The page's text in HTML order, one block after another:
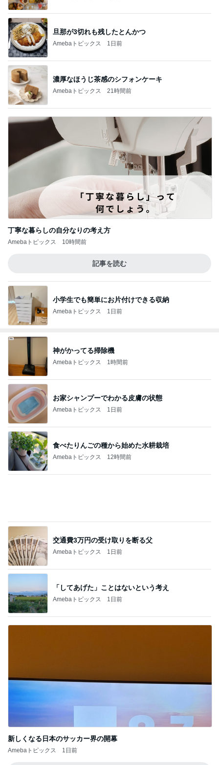
旦那が3切れも残したとんかつ
Amebaトピックス 1日前
濃厚なほうじ茶感のシフォンケーキ
Amebaトピックス 21時間前
丁寧な暮らしの自分なりの考え方
Amebaトピックス 10時間前
記事を読む
小学生でも簡単にお片付けできる収納
Amebaトピックス 1日前
神がかってる掃除機
Amebaトピックス 1時間前
お家シャンプーでわかる皮膚の状態
Amebaトピックス 1日前
食べたりんごの種から始めた水耕栽培
Amebaトピックス 12時間前
「してあげた」ことはないという考え
Amebaトピックス 1日前
新しくなる日本のサッカー界の開幕
Amebaトピックス